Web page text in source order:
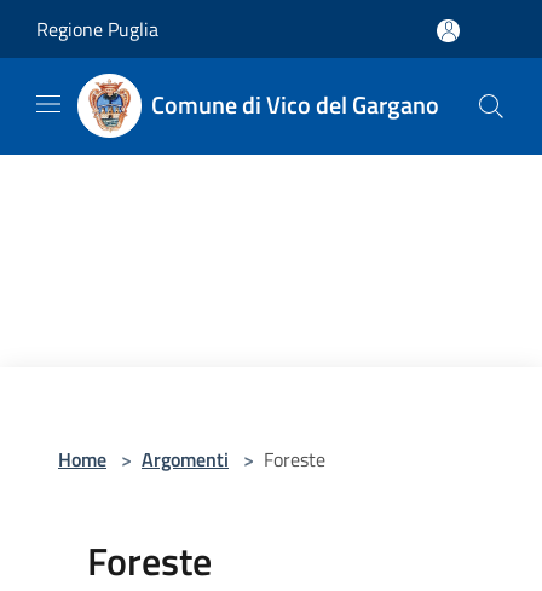
Regione Puglia
Comune di Vico del Gargano
Home > Argomenti > Foreste
Foreste